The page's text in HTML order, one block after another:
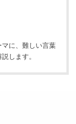
マに、難しい言葉
します。